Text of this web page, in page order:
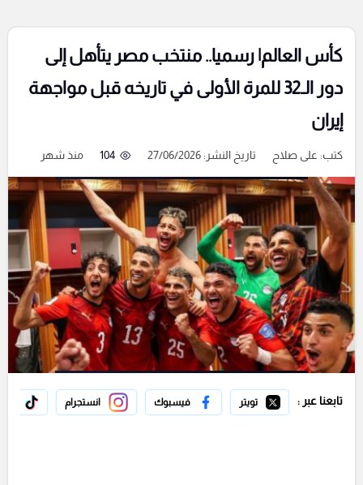
كأس العالم| رسميا.. منتخب مصر يتأهل إلى
دور الـ32 للمرة الأولى في تاريخه قبل مواجهة
إيران
كتب: على صلاح تاريخ النشر: 27/06/2026 104 منذ شهر
تابعنا عبر : تويتر فيسبوك انستجرام